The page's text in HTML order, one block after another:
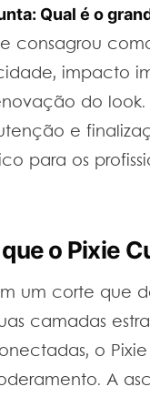
Qual é o
consagrou
impacto
do
e
para os
o Pixie
um corte que
camadas
o
A